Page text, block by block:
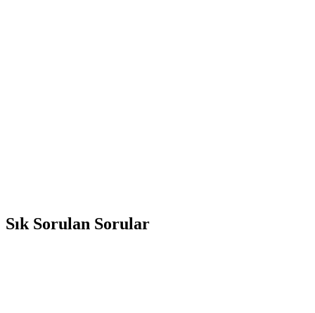
Sık Sorulan Sorular